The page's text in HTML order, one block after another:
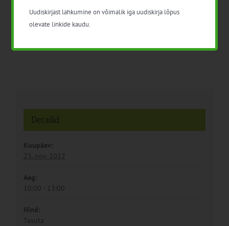
(toimub veebis)
Detailid
Kuupäev:
23. nov. 2022
Aeg:
10:00 - 13:00
Hind:
Tasuta
Uudiskirjast lahkumine on võimalik iga uudiskirja lõpus
olevate linkide kaudu.